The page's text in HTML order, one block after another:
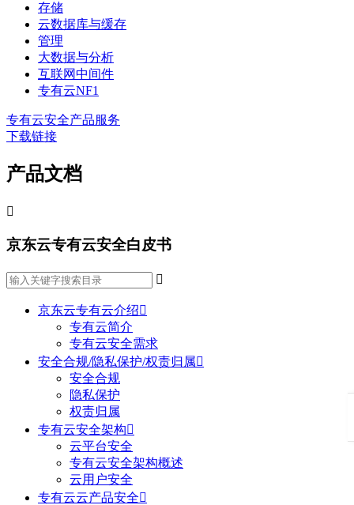
存储
云数据库与缓存
管理
大数据与分析
互联网中间件
专有云NF1
专有云安全产品服务
下载链接
产品文档

京东云专有云安全白皮书

京东云专有云介绍
专有云简介
专有云安全需求
安全合规/隐私保护/权责归属
安全合规
隐私保护
权责归属
专有云安全架构
云平台安全
专有云安全架构概述
云用户安全
专有云云产品安全